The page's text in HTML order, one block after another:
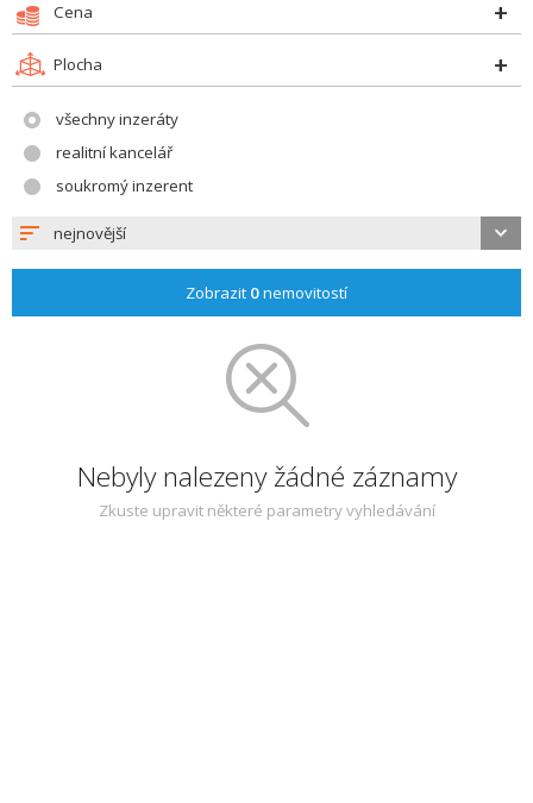
Cena
Plocha
všechny inzeráty
realitní kancelář
soukromý inzerent
nejnovější
Zobrazit 0nemovitostí
Nebyly nalezeny žádné záznamy
Zkuste upravit některé parametry vyhledávání